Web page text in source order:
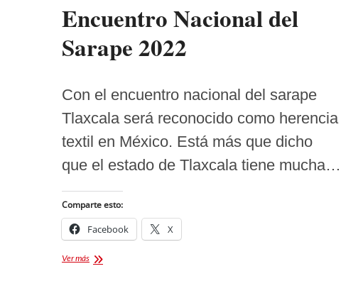
Encuentro Nacional del
Sarape 2022
Con el encuentro nacional del sarape
Tlaxcala será reconocido como herencia
textil en México. Está más que dicho
que el estado de Tlaxcala tiene mucha…
Comparte esto:
Facebook X
Ver másEncuentro